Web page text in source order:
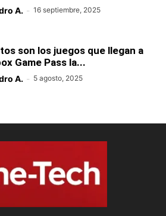
A. - 16 septiembre, 2025
son los juegos que llegan a
Game Pass la...
A. - 5 agosto, 2025